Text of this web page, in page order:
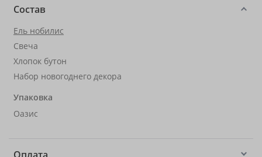
Состав
Ель нобилис
Свеча
Хлопок бутон
Набор новогоднего декора
Упаковка
Оазис